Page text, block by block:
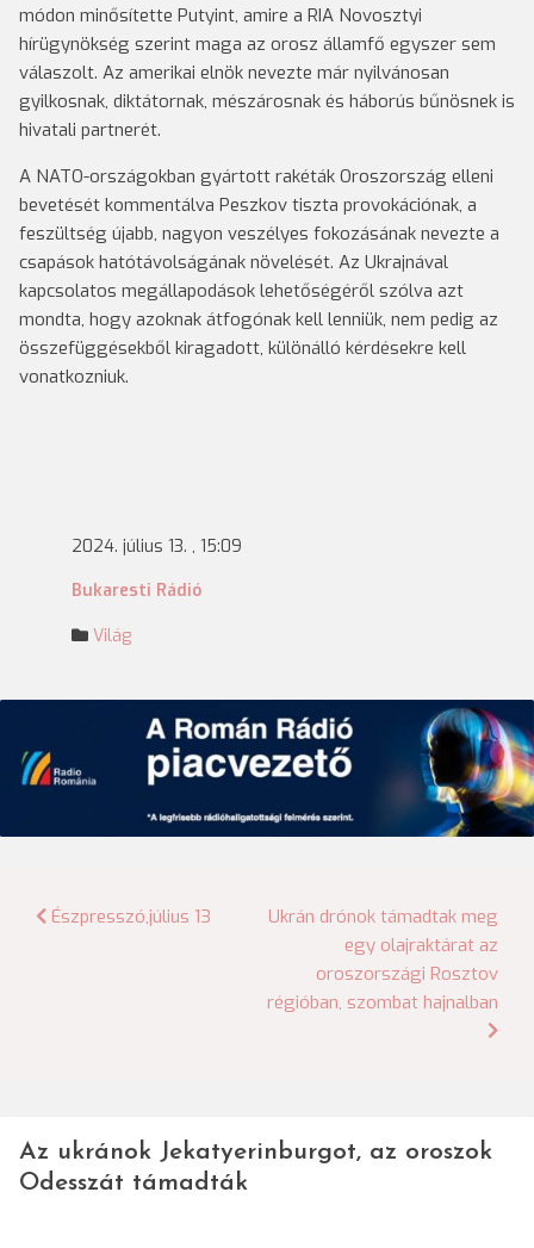
módon minősítette Putyint, amire a RIA Novosztyi
hírügynökség szerint maga az orosz államfő egyszer sem
válaszolt. Az amerikai elnök nevezte már nyilvánosan
gyilkosnak, diktátornak, mészárosnak és háborús bűnösnek is
hivatali partnerét.
A NATO-országokban gyártott rakéták Oroszország elleni
bevetését kommentálva Peszkov tiszta provokációnak, a
feszültség újabb, nagyon veszélyes fokozásának nevezte a
csapások hatótávolságának növelését. Az Ukrajnával
kapcsolatos megállapodások lehetőségéről szólva azt
mondta, hogy azoknak átfogónak kell lenniük, nem pedig az
összefüggésekből kiragadott, különálló kérdésekre kell
vonatkozniuk.
2024. július 13. , 15:09
Bukaresti Rádió
Világ
Bejegyzés
Észpresszó,július 13
Ukrán drónok támadtak meg
egy olajraktárat az
oroszországi Rosztov
régióban, szombat hajnalban
Az ukránok Jekatyerinburgot, az oroszok
Odesszát támadták